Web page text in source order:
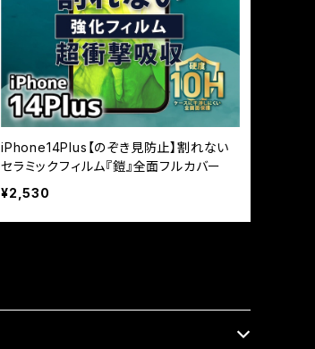
iPhone14Plus【のぞき見防止】割れない
セラミックフィルム『鎧』全面フルカバー
¥2,530